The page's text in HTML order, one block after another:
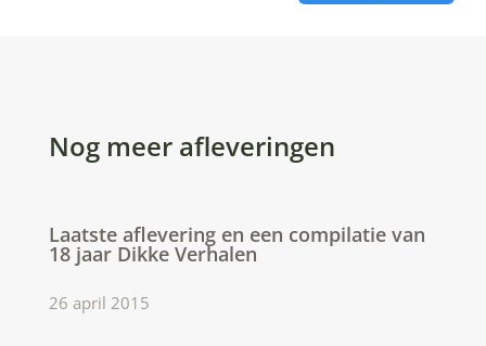
Nog meer afleveringen
Laatste aflevering en een compilatie van
18 jaar Dikke Verhalen
26 april 2015